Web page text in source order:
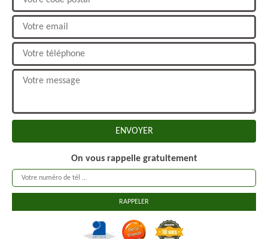
On vous rappelle gratuitement